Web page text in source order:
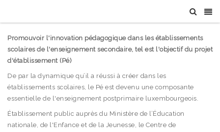
Promouvoir l'innovation pédagogique dans les établissements
scolaires de l'enseignement secondaire, tel est l'objectif du projet
d'établissement (Pé)
De par la dynamique qu’il a réussi à créer dans les
établissements scolaires, le Pé est devenu une composante
essentielle de l'enseignement postprimaire luxembourgeois.
Établissement public auprès du Ministère de l’Éducation
nationale, de l'Enfance et de la Jeunesse, le Centre de